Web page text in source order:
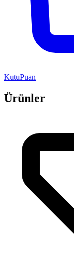
KutuPuan
Ürünler